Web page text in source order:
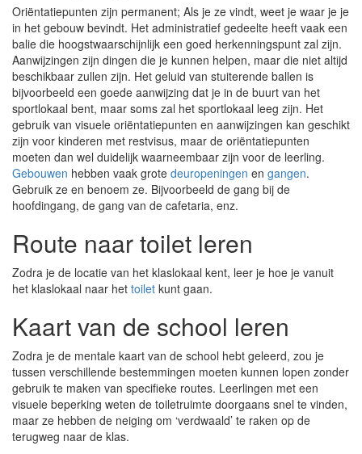
Oriëntatiepunten zijn permanent; Als je ze vindt, weet je waar je je
in het gebouw bevindt. Het administratief gedeelte heeft vaak een
balie die hoogstwaarschijnlijk een goed herkenningspunt zal zijn.
Aanwijzingen zijn dingen die je kunnen helpen, maar die niet altijd
beschikbaar zullen zijn. Het geluid van stuiterende ballen is
bijvoorbeeld een goede aanwijzing dat je in de buurt van het
sportlokaal bent, maar soms zal het sportlokaal leeg zijn. Het
gebruik van visuele oriëntatiepunten en aanwijzingen kan geschikt
zijn voor kinderen met restvisus, maar de oriëntatiepunten
moeten dan wel duidelijk waarneembaar zijn voor de leerling.
Gebouwen hebben vaak grote deuropeningen en gangen.
Gebruik ze en benoem ze. Bijvoorbeeld de gang bij de
hoofdingang, de gang van de cafetaria, enz.
Route naar toilet leren
Zodra je de locatie van het klaslokaal kent, leer je hoe je vanuit
het klaslokaal naar het toilet kunt gaan.
Kaart van de school leren
Zodra je de mentale kaart van de school hebt geleerd, zou je
tussen verschillende bestemmingen moeten kunnen lopen zonder
gebruik te maken van specifieke routes. Leerlingen met een
visuele beperking weten de toiletruimte doorgaans snel te vinden,
maar ze hebben de neiging om ‘verdwaald’ te raken op de
terugweg naar de klas.